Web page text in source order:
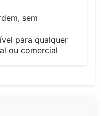
sem
para qualquer
ou comercial